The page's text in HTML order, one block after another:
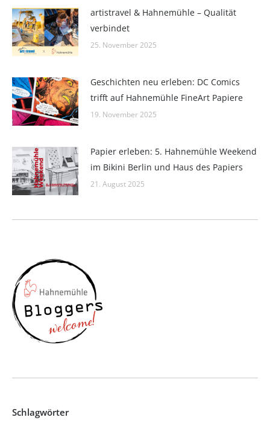
artistravel & Hahnemühle – Qualität
verbindet
25. November 2025
Geschichten neu erleben: DC Comics
trifft auf Hahnemühle FineArt Papiere
19. November 2025
Papier erleben: 5. Hahnemühle Weekend
im Bikini Berlin und Haus des Papiers
21. August 2025
Schlagwörter